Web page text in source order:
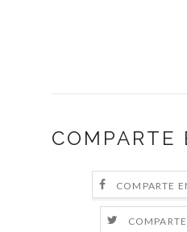
COMPARTE
COMPARTE